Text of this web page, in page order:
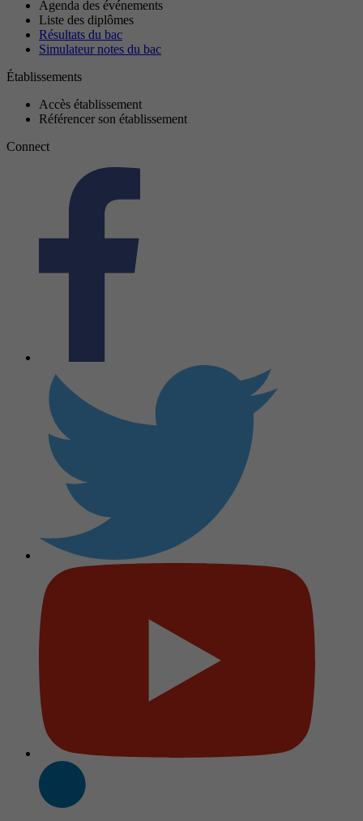
Agenda des événements
Liste des diplômes
Résultats du bac
Simulateur notes du bac
Établissements
Accès établissement
Référencer son établissement
Connect